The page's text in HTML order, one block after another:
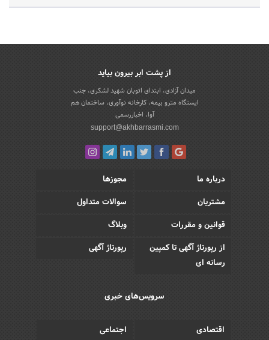
از پشت ابر بیرون بیاید
میدان آزادی، ابتدای اتوبان شهید لشکری، جنب
ایستگاه مترو بیمه، کارخانه نوآوری، ساختمان هم
آوا، اخباررسمی
support@akhbarrasmi.com
درباره ما
مجوزها
مشتریان
سوالات متداول
قوانین و مقررات
وبلاگ
از رپورتاژ آگهی تا کمپین
رسانه ای
رپورتاژ آگهی
سرویس‌های خبری
اقتصادی اجتماعی